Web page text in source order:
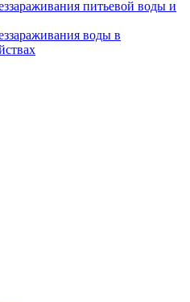
питьевой воды и
воды в